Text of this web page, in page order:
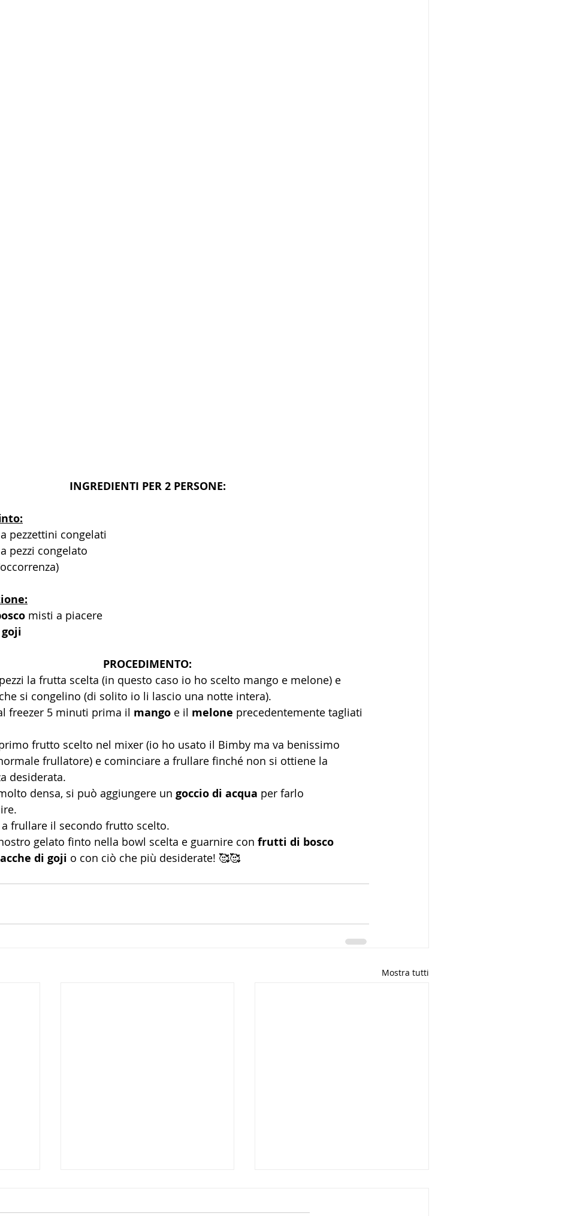
INGREDIENTI PER 2 PERSONE:
a pezzettini congelati
a pezzi congelato
misti a piacere
PROCEDIMENTO:
la frutta scelta (in questo caso io ho scelto mango e melone) e
si congelino (di solito io li lascio una notte intera).
freezer 5 minuti prima il mango e il melone precedentemente tagliati
frutto scelto nel mixer (io ho usato il Bimby ma va benissimo
frullatore) e cominciare a frullare finché non si ottiene la
desiderata.
densa, si può aggiungere un goccio di acqua per farlo
a frullare il secondo frutto scelto.
gelato finto nella bowl scelta e guarnire con frutti di bosco
di goji o con ciò che più desiderate! 🥰🥰
Mostra tutti